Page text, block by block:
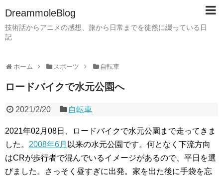
DreammoleBlog
技術話からアニメの感想、旅から日常までを徒然に綴っている日
記
ホーム スポーツ 自転車
ロードバイクで水元公園へ
2021/2/20 自転車
2021年02月08日、ロードバイクで水元公園まで走ってきま
した。 2008年6月 以来の水元公園です。何となく下流方向
はCRが歩行者で混んでいるイメージがあるので、平日を選
びました。さっそく昼すぎに出発。家を出た後に手袋を忘